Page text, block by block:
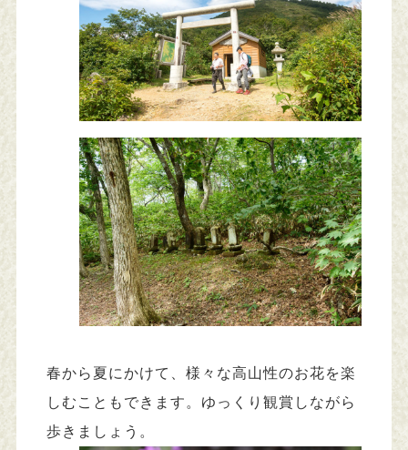
春から夏にかけて、様々な高山性のお花を楽
しむこともできます。ゆっくり観賞しながら
歩きましょう。